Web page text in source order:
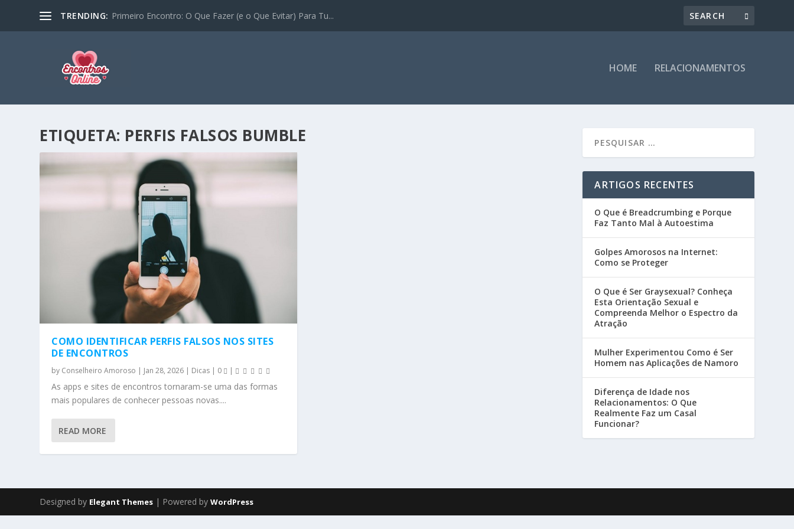
TRENDING: Primeiro Encontro: O Que Fazer (e o Que Evitar) Para Tu...
HOME RELACIONAMENTOS
ETIQUETA: PERFIS FALSOS BUMBLE
COMO IDENTIFICAR PERFIS FALSOS NOS SITES
DE ENCONTROS
by Conselheiro Amoroso | Jan 28, 2026 | Dicas | 0 |
As apps e sites de encontros tornaram-se uma das formas
mais populares de conhecer pessoas novas....
READ MORE
ARTIGOS RECENTES
O Que é Breadcrumbing e Porque
Faz Tanto Mal à Autoestima
Golpes Amorosos na Internet:
Como se Proteger
O Que é Ser Graysexual? Conheça
Esta Orientação Sexual e
Compreenda Melhor o Espectro da
Atração
Mulher Experimentou Como é Ser
Homem nas Aplicações de Namoro
Diferença de Idade nos
Relacionamentos: O Que
Realmente Faz um Casal
Funcionar?
Designed by Elegant Themes | Powered byWordPress